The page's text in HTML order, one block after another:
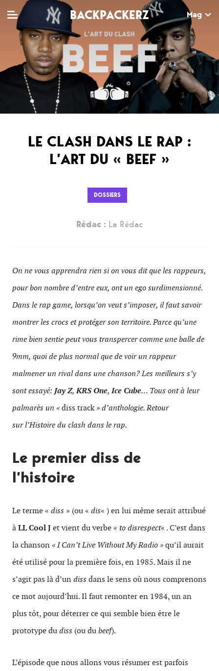
BACKPACKERZ Mag
TV
Clips
Live
Web-séries
MAG
Dossiers
Tops
Chroniques
Newsletter
AGENDA
Paris
Festivals
LE CLASH DANS LE RAP :
L’ART DU « BEEF »
DOSSIERS
Rédac : La Rédac
On ne vous apprendra rien si on vous dit que les rappeurs,
pour bon nombre d’entre eux, ont un ego surdimensionné.
Dans le rap game, lorsqu’on veut s’imposer, il faut savoir
montrer les crocs et protéger son territoire. Parce qu’une
rime bien sentie peut vous transpercer comme une balle de
9mm, quoi de plus normal que de voir un rappeur
malmener un rival dans une chanson? Les meilleurs s’y
sont essayé: Jay Z,KRS One, Ice Cube… Tous ont à leur
palmarès un «diss track» d’anthologie. Retour
sur l’Histoire du clash dans le rap.
Le premier diss de
l’histoire
Le terme « diss » (ou « dis« ) en lui même serait attribué
àLL Cool Jet vient du verbe « to disrespect« . C’est dans
la chanson « I Can’t Live Without My Radio »qu’il aurait
été utilisé pour la première fois, en 1985. Mais il ne
s’agit pas là d’undiss dans le sens où nous comprenons
ce mot aujourd’hui. Il faut remonter en 1984, un an
plus tôt, pour déterrer ce qui semble bien être le
prototype dudiss (ou dubeef).
L’épisode que nous allons vous résumer est parfois